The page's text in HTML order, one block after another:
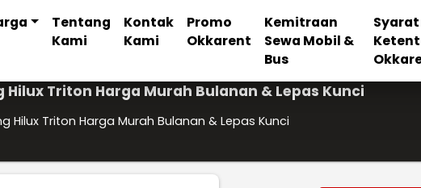
Tentang
Kami
Kontak
Kami
Promo
Okkarent
Kemitraan
Sewa Mobil &
Bus
Triton Harga Murah Bulanan & Lepas Kunci
Hilux Triton Harga Murah Bulanan & Lepas Kunci